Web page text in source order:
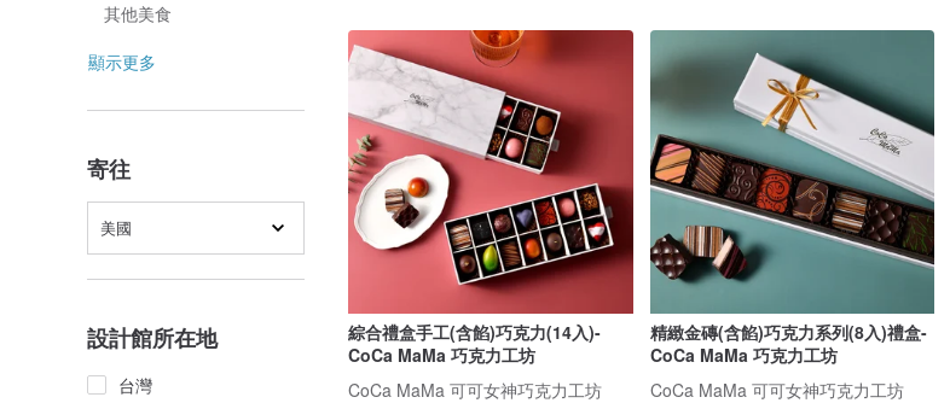
其他美食
顯示更多
寄往
美國
設計館所在地
台灣
綜合禮盒手工(含餡)巧克力(14入)-
CoCa MaMa 巧克力工坊
CoCa MaMa 可可女神巧克力工坊
精緻金磚(含餡)巧克力系列(8入)禮盒-
CoCa MaMa 巧克力工坊
CoCa MaMa 可可女神巧克力工坊